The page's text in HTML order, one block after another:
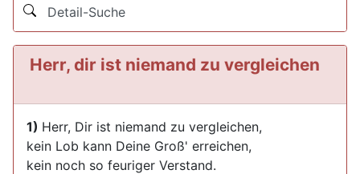
Detail-Suche
Herr, dir ist niemand zu vergleichen
1) Herr, Dir ist niemand zu vergleichen,
kein Lob kann Deine Groß' erreichen,
kein noch so feuriger Verstand.